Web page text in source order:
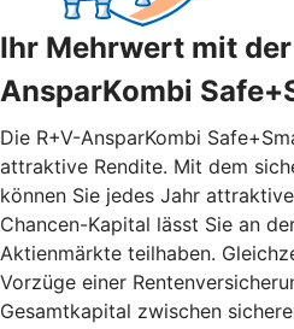
Ihr Mehrwert mit
AnsparKombi
Die R+V-AnsparKombi
attraktive Rendite. Mit dem
können Sie jedes Jahr
Chancen-Kapital lässt Sie an
Aktienmärkte teilhaben.
Vorzüge einer
Gesamtkapital zwischen